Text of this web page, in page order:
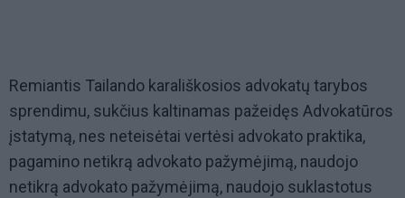
Remiantis Tailando karališkosios advokatų tarybos
sprendimu, sukčius kaltinamas pažeidęs Advokatūros
įstatymą, nes neteisėtai vertėsi advokato praktika,
pagamino netikrą advokato pažymėjimą, naudojo
netikrą advokato pažymėjimą, naudojo suklastotus